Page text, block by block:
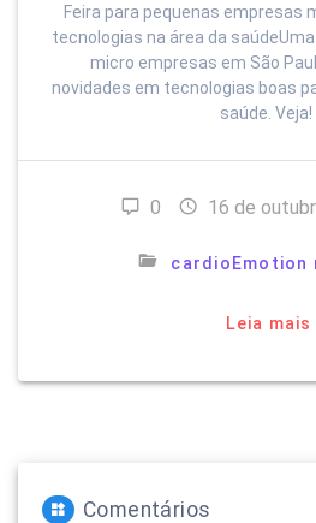
Feira para pequenas empresas
tecnologias na área da
micro empresas em São
novidades em tecnologias boas
saúde. Veja!
0 16 de
cardioEmotion
Leia mais
Comentários